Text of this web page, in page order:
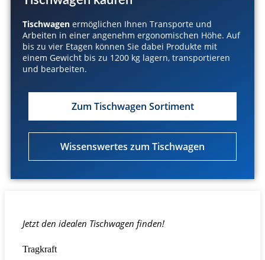
Tischwagen ermöglichen Ihnen Transporte und
Arbeiten in einer angenehm ergonomischen Höhe. Auf
bis zu vier Etagen können Sie dabei Produkte mit
einem Gewicht bis zu 1200 kg lagern, transportieren
und bearbeiten.
Zum Tischwagen Sortiment
Wissenswertes zum Tischwagen
Jetzt den idealen Tischwagen finden!
Tragkraft